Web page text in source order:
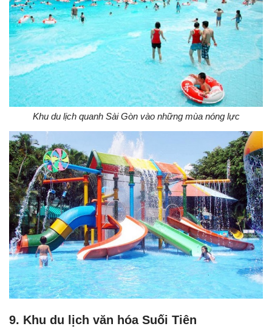
Khu du lịch quanh Sài Gòn vào những mùa nóng lực
9. Khu du lịch văn hóa Suối Tiên